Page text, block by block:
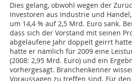
Dies gelang, obwohl wegen der
Investoren aus Industrie und
um 14,4 % auf 2,5 Mrd. Euro sank.
dass sich der Vorstand mit seinen
abgelaufene Jahr doppelt geirrt
hatte er nämlich für 2009 eine
(2008: 2,95 Mrd. Euro) und ein
vorhergesagt. Branchenkenner
Voraussagen zu treffen sind. Für